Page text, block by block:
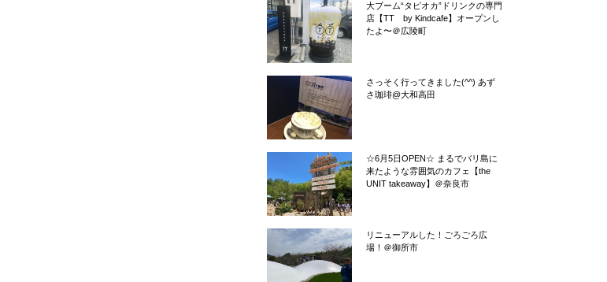
大ブーム“タピオカ”ドリンクの専門
店【TT by Kindcafe】オープンし
たよ〜＠広陵町
さっそく行ってきました(^^) あず
さ珈琲@大和高田
☆6月5日OPEN☆ まるでバリ島に
来たような雰囲気のカフェ【the
UNIT takeaway】＠奈良市
リニューアルした！ごろごろ広
場！＠御所市